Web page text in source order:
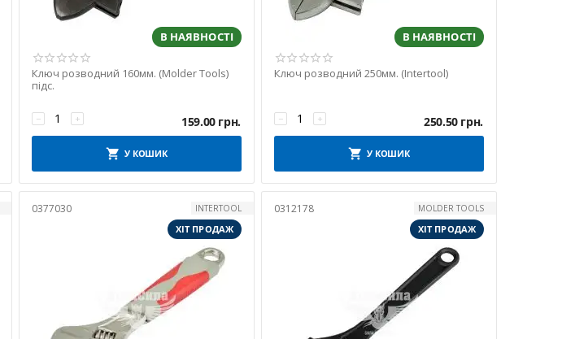
В НАЯВНОСТІ
Ключ розводний 160мм. (Molder Tools)
підс.
+
− 159.00 грн.
У КОШИК
В НАЯВНОСТІ
Ключ розводний 250мм. (Intertool)
+
− 250.50 грн.
У КОШИК
0377030
INTERTOOL
ХІТ ПРОДАЖ
0312178
MOLDER TOOLS
ХІТ ПРОДАЖ